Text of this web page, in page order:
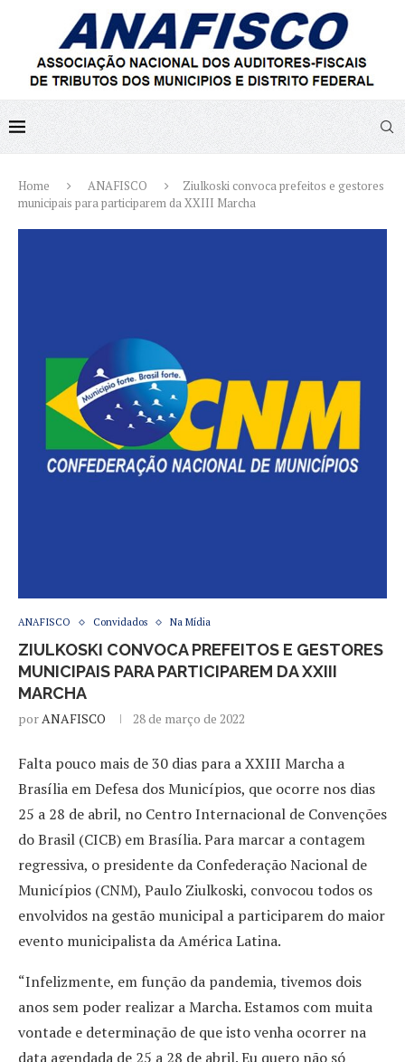
Home ANAFISCO
Ziulkoski convoca prefeitos e gestores
municipais para participarem da XXIII Marcha
ANAFISCO Convidados Na Mídia
ZIULKOSKI CONVOCA PREFEITOS E GESTORES
MUNICIPAIS PARA PARTICIPAREM DA XXIII
MARCHA
porANAFISCO 28 de março de 2022
Falta pouco mais de 30 dias para a XXIII Marcha a
Brasília em Defesa dos Municípios, que ocorre nos dias
25 a 28 de abril, no Centro Internacional de Convenções
do Brasil (CICB) em Brasília. Para marcar a contagem
regressiva, o presidente da Confederação Nacional de
Municípios (CNM), Paulo Ziulkoski, convocou todos os
envolvidos na gestão municipal a participarem do maior
evento municipalista da América Latina.
“Infelizmente, em função da pandemia, tivemos dois
anos sem poder realizar a Marcha. Estamos com muita
vontade e determinação de que isto venha ocorrer na
data agendada de 25 a 28 de abril. Eu quero não só